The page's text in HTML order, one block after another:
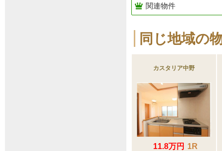
関連物件
同じ地域の
カスタリア中野
11.8万円 1R